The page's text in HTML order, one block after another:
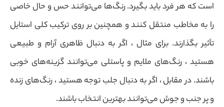
است که هر فرد باید بگیرد. رنگ‌ها می‌توانند حس و حال خاصی
را به مخاطب منتقل کنند و همچنین بر روی ترکیب کلی استایل
تأثیر بگذارند. برای مثال ، اگر به دنبال ظاهری آرام و طبیعی
هستید ، رنگ‌های ملایم و پاستلی می‌توانند گزینه‌های خوبی
باشند. در مقابل ، اگر به دنبال جلب توجه هستید ، رنگ‌های زنده
و پر جنب و جوش می‌توانند بهترین انتخاب باشند.